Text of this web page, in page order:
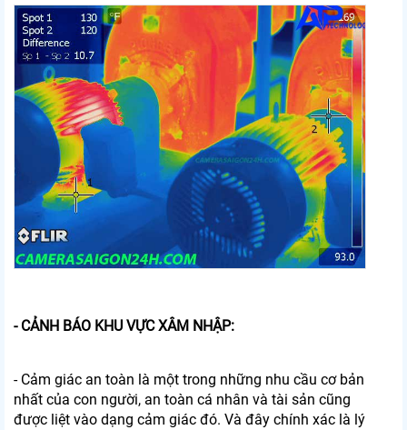
- CẢNH BÁO KHU VỰC XÂM NHẬP:
- Cảm giác an toàn là một trong những nhu cầu cơ bản
nhất của con người, an toàn cá nhân và tài sản cũng
được liệt vào dạng cảm giác đó. Và đây chính xác là lý